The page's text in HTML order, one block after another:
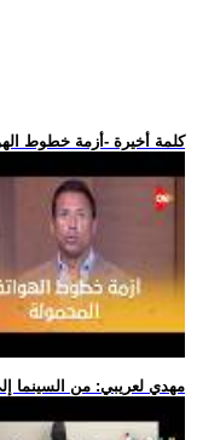
.. كلمة أخيرة -أزمة خطوط
.. مهدي لعريبي: من السينما